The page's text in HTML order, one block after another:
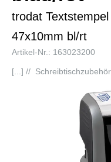
trodat
47x10mm bl/rt
Artikel-Nr.: 163023200
[...] // Schreibtischzubehör